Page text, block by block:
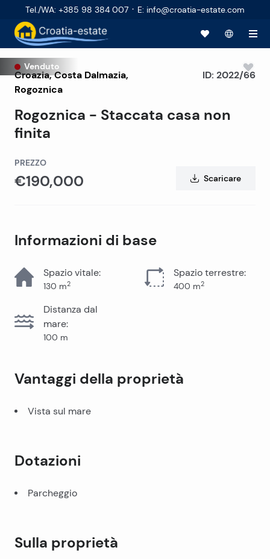
Tel./WA: +385 98 384 007 · E: info@croatia-estate.com
Venduto
Croazia,Costa Dalmazia,
Rogoznica
Rogoznica - Staccata casa non
finita
ID: 2022/66
PREZZO
€190,000 Scaricare
Informazioni di base
Spazio vitale:
130 m2
Spazio terrestre:
400 m2
Distanza dal
mare:
100 m
Vantaggi della proprietà
Vista sul mare
Dotazioni
Parcheggio
Sulla proprietà